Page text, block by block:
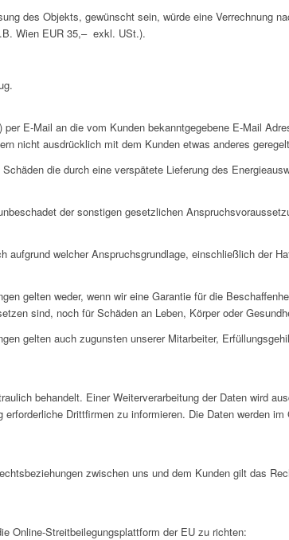
des Objekts, gewünscht sein, würde eine Verrechnung
Wien EUR 35,– exkl. USt.).
E-Mail an die vom Kunden bekanntgegebene E-Mail
nicht ausdrücklich mit dem Kunden etwas anderes
die durch eine verspätete Lieferung des
der sonstigen gesetzlichen
aufgrund welcher Anspruchsgrundlage, einschließlich der
gelten weder, wenn wir eine Garantie für die
sind, noch für Schäden an Leben, Körper oder
gelten auch zugunsten unserer Mitarbeiter,
behandelt. Einer Weiterverarbeitung der Daten wird
Drittfirmen zu informieren. Die Daten werden
zwischen uns und dem Kunden gilt das
Online-Streitbeilegungsplattform der EU zu richten: